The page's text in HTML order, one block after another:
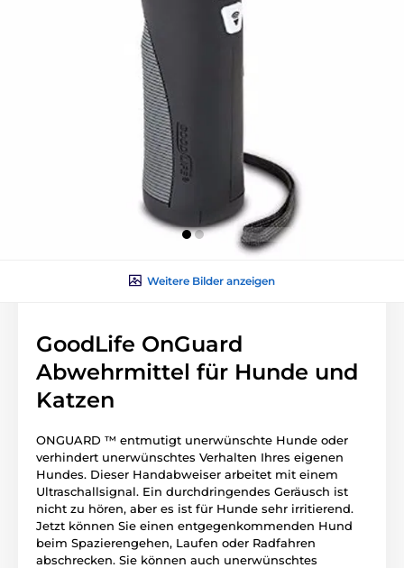
Weitere Bilder anzeigen
GoodLife OnGuard
Abwehrmittel für Hunde und
Katzen
ONGUARD ™ entmutigt unerwünschte Hunde oder
verhindert unerwünschtes Verhalten Ihres eigenen
Hundes. Dieser Handabweiser arbeitet mit einem
Ultraschallsignal. Ein durchdringendes Geräusch ist
nicht zu hören, aber es ist für Hunde sehr irritierend.
Jetzt können Sie einen entgegenkommenden Hund
beim Spazierengehen, Laufen oder Radfahren
abschrecken. Sie können auch unerwünschtes